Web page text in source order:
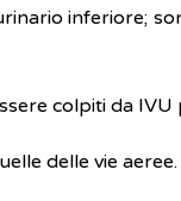
inferiore;
colpiti da
delle vie aeree.